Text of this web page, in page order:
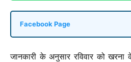
Facebook Page
जानकारी के अनुसार रविवार को